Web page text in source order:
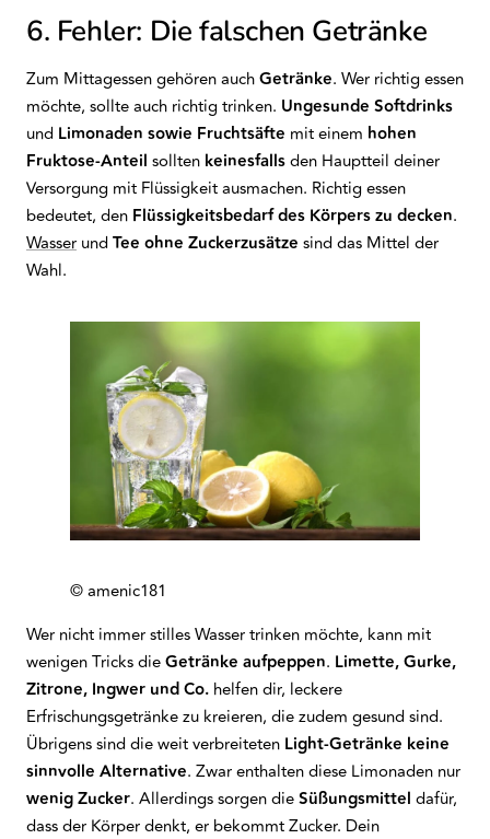
6. Fehler: Die falschen Getränke
Zum Mittagessen gehören auchGetränke. Wer richtig essen
möchte, sollte auch richtig trinken. Ungesunde Softdrinks
und Limonaden sowie Fruchtsäfte mit einem hohen
Fruktose-Anteil sollten keinesfallsden Hauptteil deiner
Versorgung mit Flüssigkeit ausmachen. Richtig essen
bedeutet, den Flüssigkeitsbedarf des Körpers zu decken.
Wasser undTee ohne Zuckerzusätze sind das Mittel der
Wahl.
© amenic181
Wer nicht immer stilles Wasser trinken möchte, kann mit
wenigen Tricks dieGetränke aufpeppen. Limette, Gurke,
Zitrone, Ingwer und Co. helfen dir, leckere
Erfrischungsgetränke zu kreieren, die zudem gesund sind.
Übrigens sind die weit verbreiteten Light-Getränke keine
sinnvolle Alternative. Zwar enthalten diese Limonaden nur
wenig Zucker. Allerdings sorgen dieSüßungsmittel dafür,
dass der Körper denkt, er bekommt Zucker. Dein